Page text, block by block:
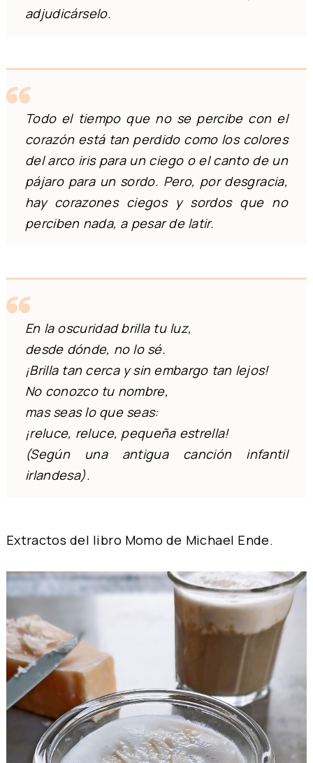
adjudicárselo.
Todo el tiempo que no se percibe con el
corazón está tan perdido como los colores
del arco iris para un ciego o el canto de un
pájaro para un sordo. Pero, por desgracia,
hay corazones ciegos y sordos que no
perciben nada, a pesar de latir.
En la oscuridad brilla tu luz,
desde dónde, no lo sé.
¡Brilla tan cerca y sin embargo tan lejos!
No conozco tu nombre,
mas seas lo que seas:
¡reluce, reluce, pequeña estrella!
(Según una antigua canción infantil
irlandesa).
Extractos del libro Momo de Michael Ende.